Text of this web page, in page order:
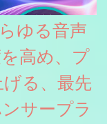
ゆる音声
高め、プ
る、最先
サープラ